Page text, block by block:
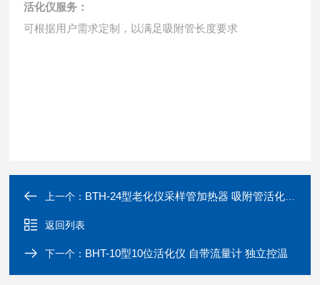
活化仪服务：
可根据用户需求定制，以满足吸附管长度要求
上一个： BTH-24型老化仪采样管加热器 吸附管活化装置
返回列表
下一个： BHT-10型10位活化仪 自带流量计 独立控温